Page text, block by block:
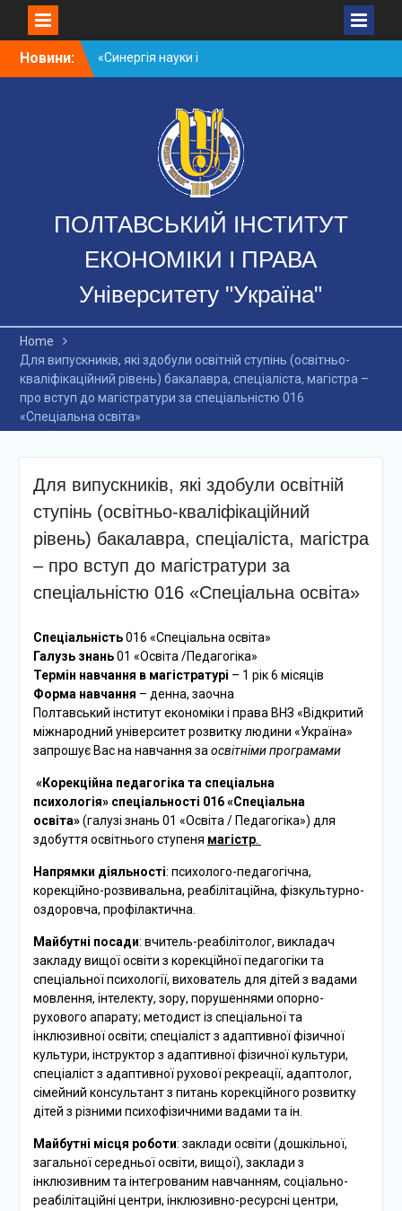
Новини:
«Синергія науки і
практики»: опубліковано
методичного журналу
«Постметодика» в межах
співпраці Полтавського
навчально-наукового
комплексу Університету
«Україна» та Полтавської
академією неперервної
Остроградського
Відбулася робоча зустріч
керівництва
Головного управління
Національної соціальної
сервісної служби в
Полтавській області
На базі Полтавського
засідання
Старостинського ХАБУ
Клубу старост при
регіональному відділенні
Всеукраїнської асоціації
громад
ПОЛТАВСЬКИЙ ІНСТИТУТ
ЕКОНОМІКИ І ПРАВА
Університету "Україна"
Home
Для випускників, які здобули освітній ступінь (освітньо-
кваліфікаційний рівень) бакалавра, спеціаліста, магістра –
про вступ до магістратури за спеціальністю 016
«Спеціальна освіта»
Для випускників, які здобули освітній
ступінь (освітньо-кваліфікаційний
рівень) бакалавра, спеціаліста, магістра
– про вступ до магістратури за
спеціальністю 016 «Спеціальна освіта»
Спеціальність016 «Спеціальна освіта»
Галузь знань01 «Освіта /Педагогіка»
Термін навчання в магістратурі – 1 рік 6 місяців
Форма навчання – денна, заочна
Полтавський інститут економіки і права ВНЗ «Відкритий
міжнародний університет розвитку людини «Україна»
запрошує Вас на навчання за освітніми програмами
«Корекційна педагогіка та спеціальна
психологія» спеціальності 016 «Спеціальна
освіта» (галузі знань 01 «Освіта / Педагогіка») для
здобуття освітнього ступеня магістр.
Напрямки діяльності: психолого-педагогічна,
корекційно-розвивальна, реабілітаційна, фізкультурно-
оздоровча, профілактична.
Майбутні посади: вчитель-реабілітолог, викладач
закладу вищої освіти з корекційної педагогіки та
спеціальної психології, вихователь для дітей з вадами
мовлення, інтелекту, зору, порушеннями опорно-
рухового апарату; методист із спеціальної та
інклюзивної освіти; спеціаліст з адаптивної фізичної
культури, інструктор з адаптивної фізичної культури,
спеціаліст з адаптивної рухової рекреації, адаптолог,
сімейний консультант з питань корекційного розвитку
дітей з різними психофізичними вадами та ін.
Майбутні місця роботи: заклади освіти (дошкільної,
загальної середньої освіти, вищої), заклади з
інклюзивним та інтегрованим навчанням, соціально-
реабілітаційні центри, інклюзивно-ресурсні центри,